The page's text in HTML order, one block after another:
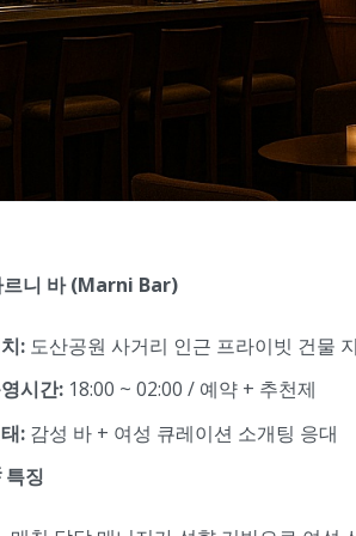
니 바 (Marni Bar)
: 도산공원 사거리 인근 프라이빗 건물
시간: 18:00 ~ 02:00 / 예약 + 추천제
: 감성 바 + 여성 큐레이션 소개팅 응대
특징